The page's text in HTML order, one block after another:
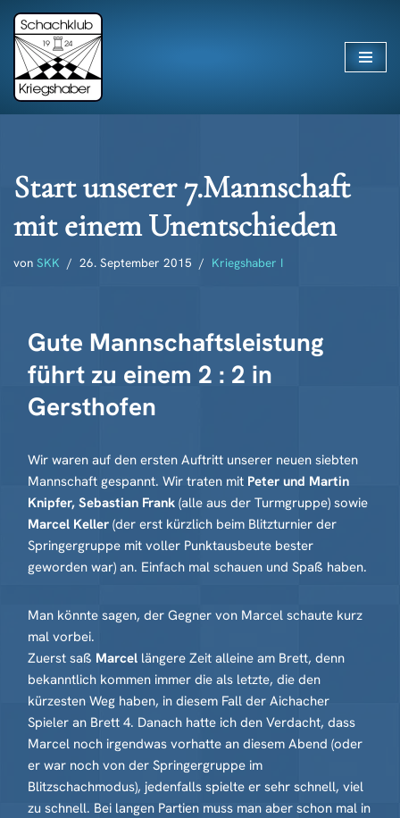
Zum
Inhalt
springen
Start unserer 7.Mannschaft
mit einem Unentschieden
von SKK 26. September 2015 Kriegshaber I
Gute Mannschaftsleistung
führt zu einem 2 : 2 in
Gersthofen
Wir waren auf den ersten Auftritt unserer neuen siebten
Mannschaft gespannt. Wir traten mit Peter und Martin
Knipfer, Sebastian Frank (alle aus der Turmgruppe) sowie
Marcel Keller (der erst kürzlich beim Blitzturnier der
Springergruppe mit voller Punktausbeute bester
geworden war) an. Einfach mal schauen und Spaß haben.
Man könnte sagen, der Gegner von Marcel schaute kurz
mal vorbei.
Zuerst saß Marcel längere Zeit alleine am Brett, denn
bekanntlich kommen immer die als letzte, die den
kürzesten Weg haben, in diesem Fall der Aichacher
Spieler an Brett 4. Danach hatte ich den Verdacht, dass
Marcel noch irgendwas vorhatte an diesem Abend (oder
er war noch von der Springergruppe im
Blitzschachmodus), jedenfalls spielte er sehr schnell, viel
zu schnell. Bei langen Partien muss man aber schon mal in